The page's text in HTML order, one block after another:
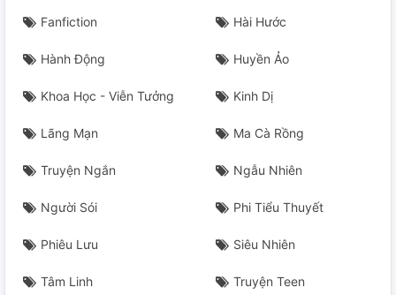
Fanfiction Hài Hước
Hành Động Huyền Ảo
Khoa Học - Viễn Tưởng Kinh Dị
Lãng Mạn Ma Cà Rồng
Truyện Ngắn Ngẫu Nhiên
Người Sói Phi Tiểu Thuyết
Phiêu Lưu Siêu Nhiên
Tâm Linh Truyện Teen